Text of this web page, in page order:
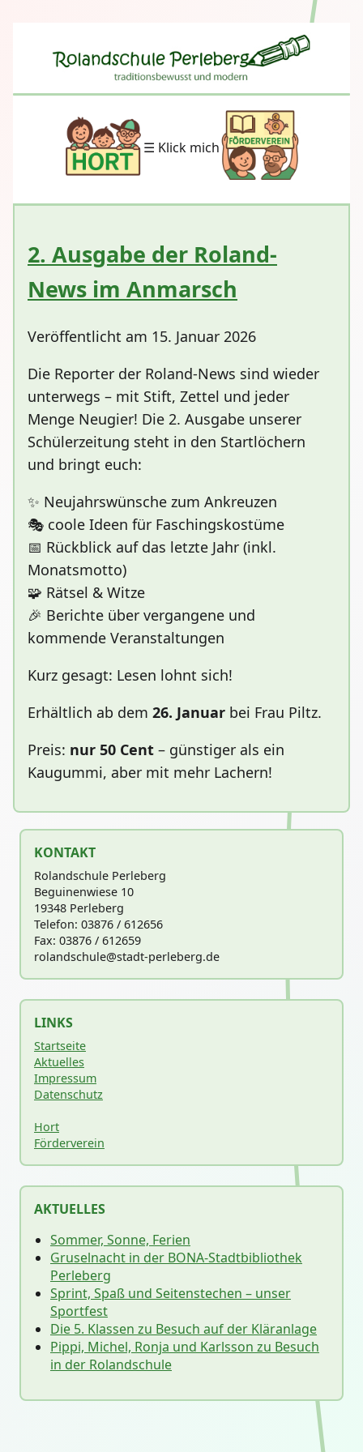
☰ Klick mich
2. Ausgabe der Roland-
News im Anmarsch
Veröffentlicht am 15. Januar 2026
Die Reporter der Roland-News sind wieder
unterwegs – mit Stift, Zettel und jeder
Menge Neugier! Die 2. Ausgabe unserer
Schülerzeitung steht in den Startlöchern
und bringt euch:
✨ Neujahrswünsche zum Ankreuzen
🎭 coole Ideen für Faschingskostüme
📅 Rückblick auf das letzte Jahr (inkl.
Monatsmotto)
🧩 Rätsel & Witze
🎉 Berichte über vergangene und
kommende Veranstaltungen
Kurz gesagt: Lesen lohnt sich!
Erhältlich ab dem 26. Januar bei Frau Piltz.
Preis: nur 50 Cent – günstiger als ein
Kaugummi, aber mit mehr Lachern!
KONTAKT
Rolandschule Perleberg
Beguinenwiese 10
19348 Perleberg
Telefon: 03876 / 612656
Fax: 03876 / 612659
rolandschule@stadt-perleberg.de
LINKS
Startseite
Aktuelles
Impressum
Datenschutz
Hort
Förderverein
AKTUELLES
Sommer, Sonne, Ferien
Gruselnacht in der BONA-Stadtbibliothek
Perleberg
Sprint, Spaß und Seitenstechen – unser
Sportfest
Die 5. Klassen zu Besuch auf der Kläranlage
Pippi, Michel, Ronja und Karlsson zu Besuch
in der Rolandschule